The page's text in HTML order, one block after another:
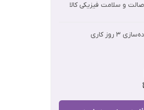
و سلامت فیزیکی کالا
3 روز کاری